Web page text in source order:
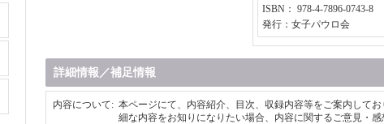
ISBN： 978-4-7896-0743-8
発行：女子パウロ会
詳細情報／補足情報
内容について: 本ページにて、内容紹介、目次、収録内容等をご案内して
細な内容をお知りになりたい場合、内容に関するご意見・